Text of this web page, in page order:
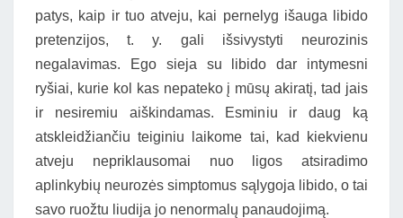
patys, kaip ir tuo atveju, kai pernelyg išauga libido
pretenzijos, t. y. gali išsivystyti neurozinis
negalavimas. Ego sieja su libido dar intymesni
ryšiai, kurie kol kas nepateko į mūsų akiratį, tad jais
ir nesiremiu aiškindamas. Esminiu ir daug ką
atskleidžiančiu teiginiu laikome tai, kad kiekvienu
atveju nepriklausomai nuo ligos atsiradimo
aplinkybių neurozės simptomus sąlygoja libido, o tai
savo ruožtu liudija jo nenormalų panaudojimą.